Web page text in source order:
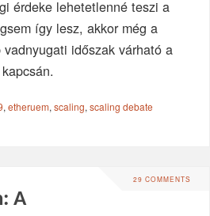
érdeke lehetetlenné teszi a
így lesz, akkor még a
időszak várható a
,etheruem,scaling,scaling debate
29 COMMENTS
A